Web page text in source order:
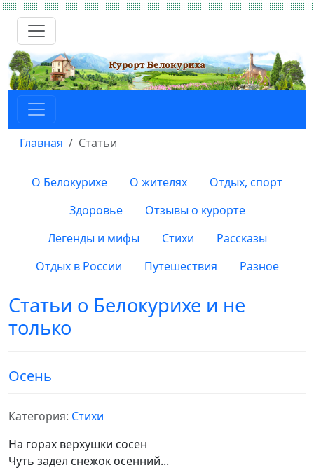
Главная Статьи
О Белокурихе О жителях
Отдых, спорт
Здоровье
Отзывы о курорте
Легенды и мифы
Стихи
Рассказы
Отдых в России
Путешествия Разное
Статьи о Белокурихе и не
только
Осень
Категория: Стихи
На горах верхушки сосен
Чуть задел снежок осенний...